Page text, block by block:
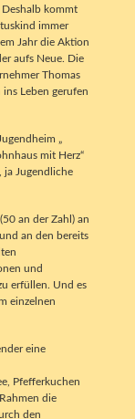
Deshalb kommt
immer
Jahr die Aktion
aufs Neue. Die
Thomas
Leben gerufen
„
mit Herz“
ja Jugendliche
an der Zahl) an
an den bereits
und
erfüllen. Und es
einzelnen
eine
Pfefferkuchen
die
den